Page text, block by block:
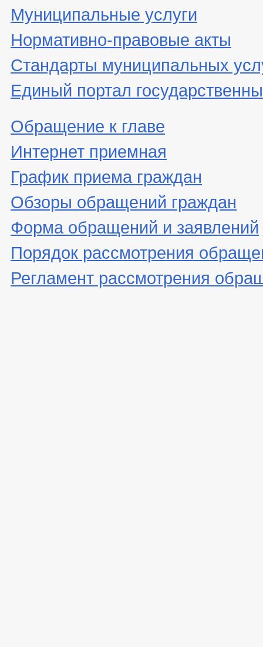
Муниципальные услуги
Нормативно-правовые акты
Стандарты муниципальных
Единый портал
Обращение к главе
Интернет приемная
График приема граждан
Обзоры обращений граждан
Форма обращений и заявлений
Порядок рассмотрения
Регламент рассмотрения